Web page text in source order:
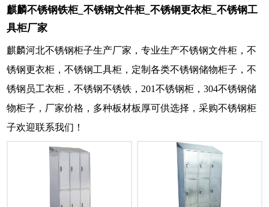
麒麟不锈钢铁柜_不锈钢文件柜_不锈钢更衣柜_不锈钢工
具柜厂家
麒麟河北不锈钢柜子生产厂家，专业生产不锈钢文件柜，不
锈钢更衣柜，不锈钢工具柜，定制各类不锈钢储物柜子，不
锈钢员工衣柜，不锈钢不锈铁，201不锈钢柜，304不锈钢储
物柜子，厂家价格，多种板材板厚可供选择，采购不锈钢柜
子欢迎联系我们！